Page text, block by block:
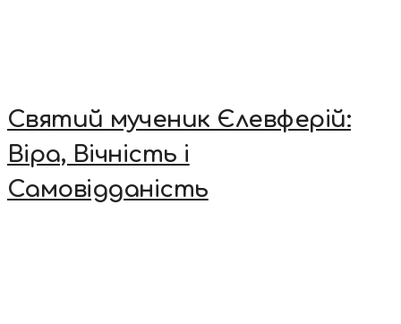
Святий мученик Єлевферій:
Віра, Вічність і
Самовідданість